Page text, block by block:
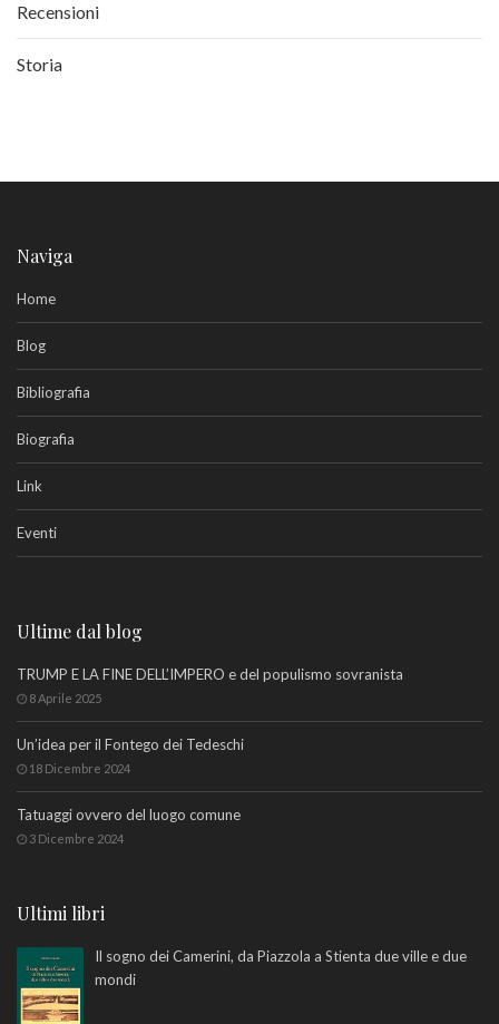
Recensioni
Storia
Naviga
Home
Blog
Bibliografia
Biografia
Link
Eventi
Ultime dal blog
TRUMP E LA FINE DELL’IMPERO e del populismo sovranista
8 Aprile 2025
Un’idea per il Fontego dei Tedeschi
18 Dicembre 2024
Tatuaggi ovvero del luogo comune
3 Dicembre 2024
Ultimi libri
Il sogno dei Camerini, da Piazzola a Stienta due ville e due
mondi